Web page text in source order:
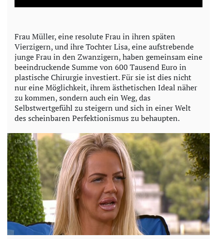
a
y
V
i
d
e
o
Frau Müller, eine resolute Frau in ihren späten
Vierzigern, und ihre Tochter Lisa, eine aufstrebende
junge Frau in den Zwanzigern, haben gemeinsam eine
beeindruckende Summe von 600 Tausend Euro in
plastische Chirurgie investiert. Für sie ist dies nicht
nur eine Möglichkeit, ihrem ästhetischen Ideal näher
zu kommen, sondern auch ein Weg, das
Selbstwertgefühl zu steigern und sich in einer Welt
des scheinbaren Perfektionismus zu behaupten.